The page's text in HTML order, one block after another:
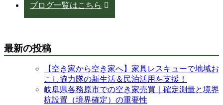
ブログ一覧はこちら
最新の投稿
【空き家から空き家へ】家具レスキューで地域お
こし協力隊の新生活＆民泊活用を支援！
岐阜県各務原市での空き家売買｜確定測量と境界
杭設置（境界確定）の重要性